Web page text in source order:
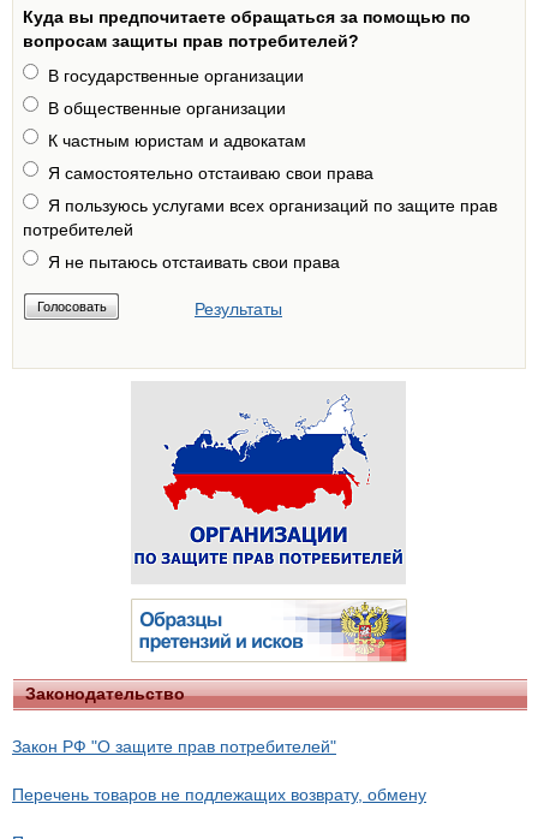
Куда вы предпочитаете обращаться за помощью по
вопросам защиты прав потребителей?
В государственные организации
В общественные организации
К частным юристам и адвокатам
Я самостоятельно отстаиваю свои права
Я пользуюсь услугами всех организаций по защите прав
потребителей
Я не пытаюсь отстаивать свои права
Результаты
Законодательство
Закон РФ "О защите прав потребителей"
Перечень товаров не подлежащих возврату, обмену